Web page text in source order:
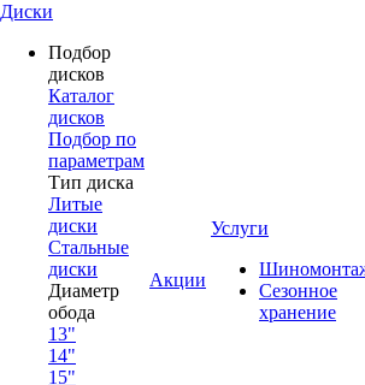
Диски
Подбор
дисков
Каталог
дисков
Подбор по
параметрам
Тип диска
Литые
диски
Стальные
диски
Диаметр
обода
13"
14"
15"
Акции
Услуги
Сезонное
хранение